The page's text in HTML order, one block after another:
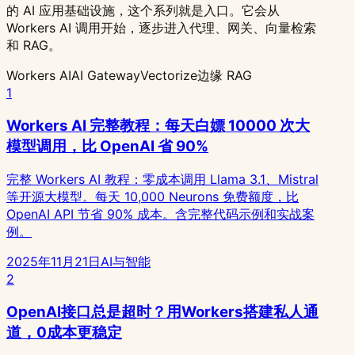
的 AI 应用基础设施，这个系列就是入口。它会从
Workers AI 调用开始，逐步进入代理、网关、向量检索
和 RAG。
Workers AIAI GatewayVectorize边缘 RAG
1
Workers AI 完整教程：每天白嫖 10000 次大
模型调用，比 OpenAI 省 90%
完整 Workers AI 教程：零成本调用 Llama 3.1、Mistral
等开源大模型。每天 10,000 Neurons 免费额度，比
OpenAI API 节省 90% 成本。含完整代码示例和实战案
例。
2025年11月21日AI与智能
2
OpenAI接口总是超时？用Workers搭建私人通
道，0成本更稳定